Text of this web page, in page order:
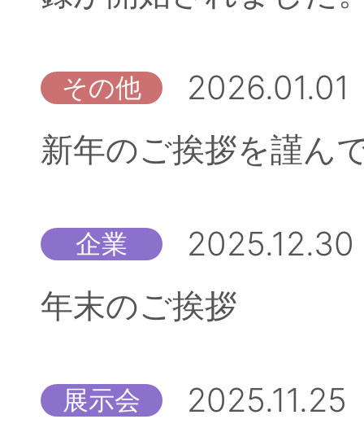
その他
2026.01.01
新年のご挨拶を謹ん
企業
2025.12.30
年末のご挨拶
展示会
2025.11.25